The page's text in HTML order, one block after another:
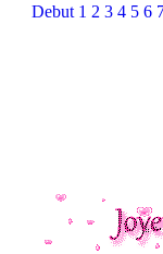
Debut 1 2 3 4 5 6